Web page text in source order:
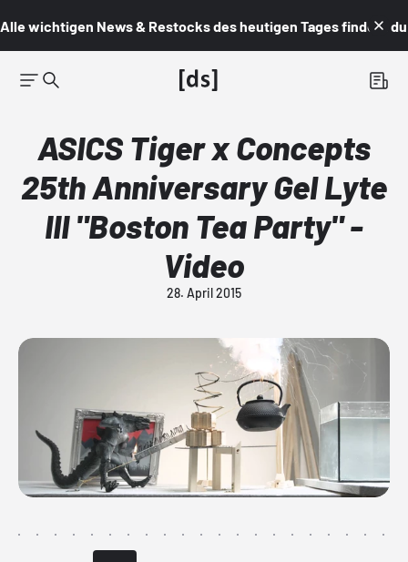
Alle wichtigen News & Restocks des heutigen Tages findest du
ASICS Tiger x Concepts
25th Anniversary Gel Lyte
III "Boston Tea Party" -
Video
28. April 2015